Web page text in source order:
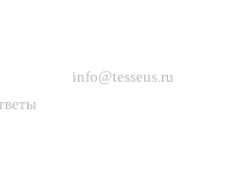
info@tesseus.ru